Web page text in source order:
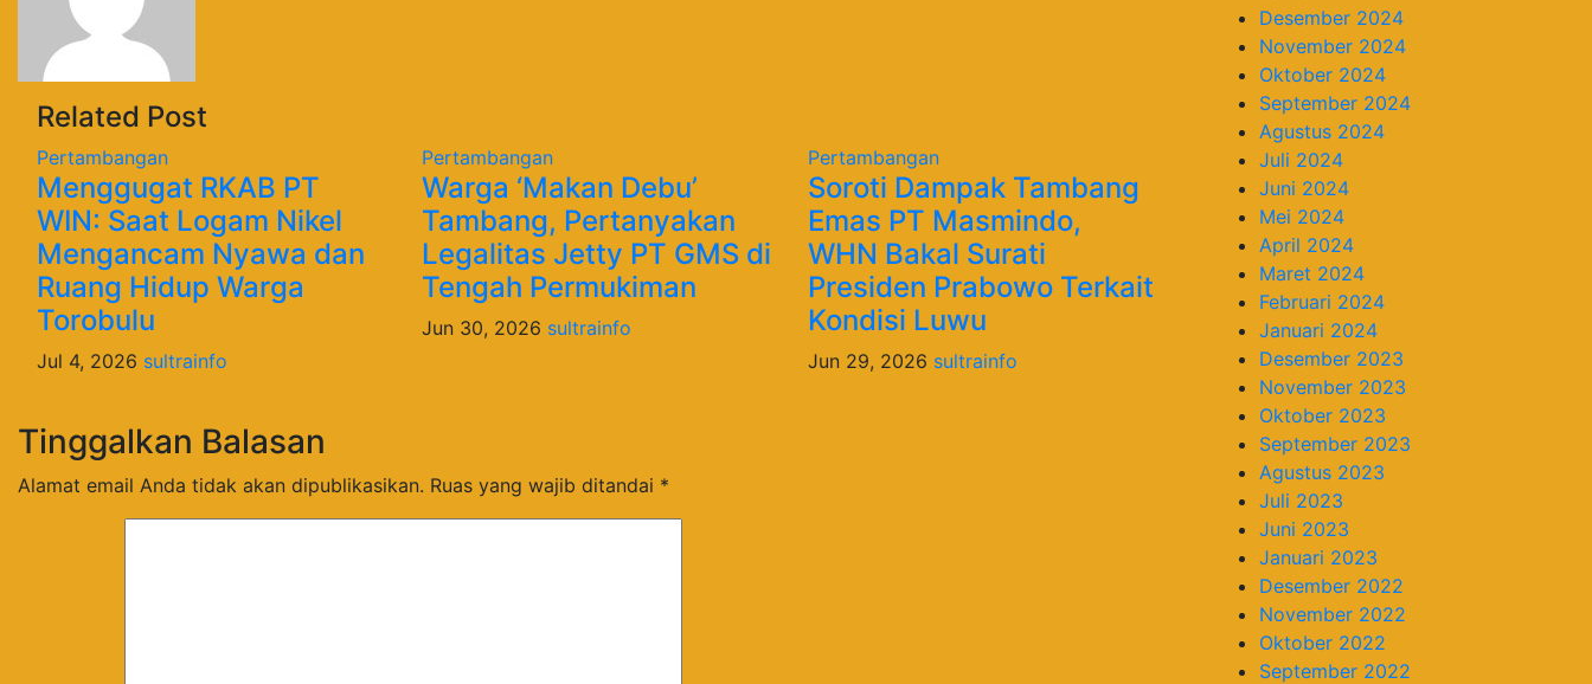
Related Post
Pertambangan
Menggugat RKAB PT
WIN: Saat Logam Nikel
Mengancam Nyawa dan
Ruang Hidup Warga
Torobulu
Jul 4, 2026 sultrainfo
Pertambangan
Warga ‘Makan Debu’
Tambang, Pertanyakan
Legalitas Jetty PT GMS di
Tengah Permukiman
Jun 30, 2026 sultrainfo
Pertambangan
​Soroti Dampak Tambang
Emas PT Masmindo,
WHN Bakal Surati
Presiden Prabowo Terkait
Kondisi Luwu
Jun 29, 2026 sultrainfo
Tinggalkan Balasan
Alamat email Anda tidak akan dipublikasikan. Ruas yang wajib ditandai *
Desember 2024
November 2024
Oktober 2024
September 2024
Agustus 2024
Juli 2024
Juni 2024
Mei 2024
April 2024
Maret 2024
Februari 2024
Januari 2024
Desember 2023
November 2023
Oktober 2023
September 2023
Agustus 2023
Juli 2023
Juni 2023
Januari 2023
Desember 2022
November 2022
Oktober 2022
September 2022